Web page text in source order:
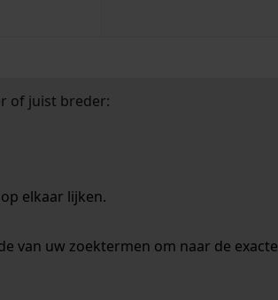
of juist breder:
elkaar lijken.
van uw zoektermen om naar de exacte